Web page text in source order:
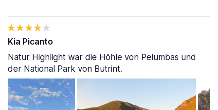
Kia Picanto
Natur Highlight war die Höhle von Pelumbas und
der National Park von Butrint.